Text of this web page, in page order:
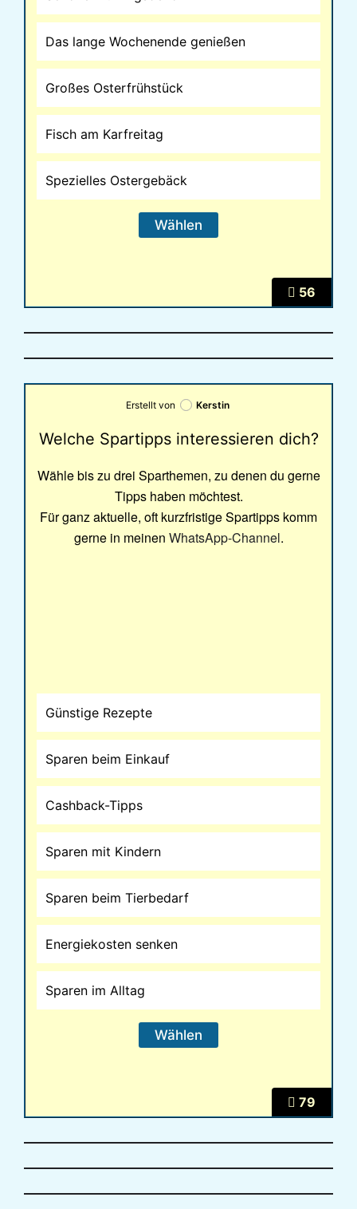
56
Das lange Wochenende genießen
Großes Osterfrühstück
Fisch am Karfreitag
Spezielles Ostergebäck
79
Erstellt von Kerstin
Welche Spartipps interessieren dich?
Wähle bis zu drei Sparthemen, zu denen du gerne
Tipps haben möchtest.
Für ganz aktuelle, oft kurzfristige Spartipps komm
gerne in meinen WhatsApp-Channel.
Günstige Rezepte
Sparen beim Einkauf
Cashback-Tipps
Sparen mit Kindern
Sparen beim Tierbedarf
Energiekosten senken
Sparen im Alltag